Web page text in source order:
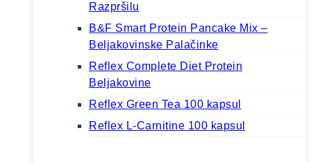
Razpršilu
B&F Smart Protein Pancake Mix –
Beljakovinske Palačinke
Reflex Complete Diet Protein
Beljakovine
Reflex Green Tea 100 kapsul
Reflex L-Carnitine 100 kapsul